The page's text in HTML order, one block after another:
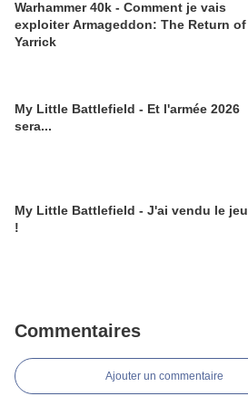
Warhammer 40k - Comment je vais
exploiter Armageddon: The Return of
Yarrick
My Little Battlefield - Et l'armée 2026
sera...
My Little Battlefield - J'ai vendu le jeu
!
Commentaires
Ajouter un commentaire